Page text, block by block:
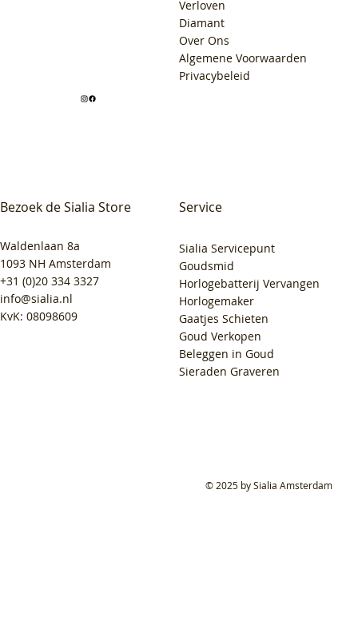
Bezoek de Sialia Store
Waldenlaan 8a
1093 NH Amsterdam
+31 (0)20 334 3327
info@sialia.nl
KvK: 08098609
Verloven
Diamant
Over Ons
Algemene Voorwaarden
Privacybeleid
Service
Sialia Servicepunt
Goudsmid
Horlogebatterij Vervangen
Horlogemaker
Gaatjes Schieten
Goud Verkopen
Beleggen in Goud
Sieraden Graveren
© 2025 by Sialia Amsterdam